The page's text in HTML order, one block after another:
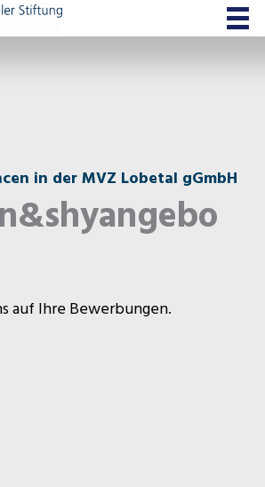
in der MVZ Lobetal gGmbH
auf Ihre Bewerbungen.